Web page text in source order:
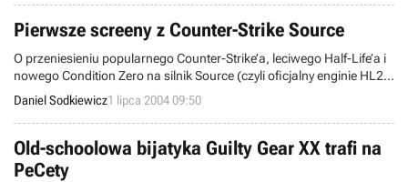
futurystycznego samochodu WASTELAND HEROES. Przyjrzyjmy się
więc bliżej poszczególnym tytułom.
Pierwsze screeny z Counter-Strike Source
O przeniesieniu popularnego Counter-Strike’a, leciwego Half-Life’a i
nowego Condition Zero na silnik Source (czyli oficjalny enginie HL2)
bębniono już od pewnego czasu. Tymczasem pojawiły się nowe
informacje i co najważniejsze, pierwsze dobrej jakości screenshoty z
nowego wcielenia CS’a.
Daniel Sodkiewicz1 lipca 2004 09:50
Old-schoolowa bijatyka Guilty Gear XX trafi na
PeCety